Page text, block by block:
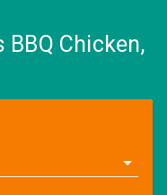
BBQ Chicken,